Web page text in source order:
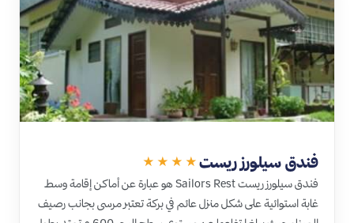
فندق سيلورز ريست ★★★★
فندق سيلورز ريست Sailors Rest هو عبارة عن أماكن إقامة وسط
غابة استوائية على شكل منزل عائم في بركة تعتبر مرسى بجانب رصيف